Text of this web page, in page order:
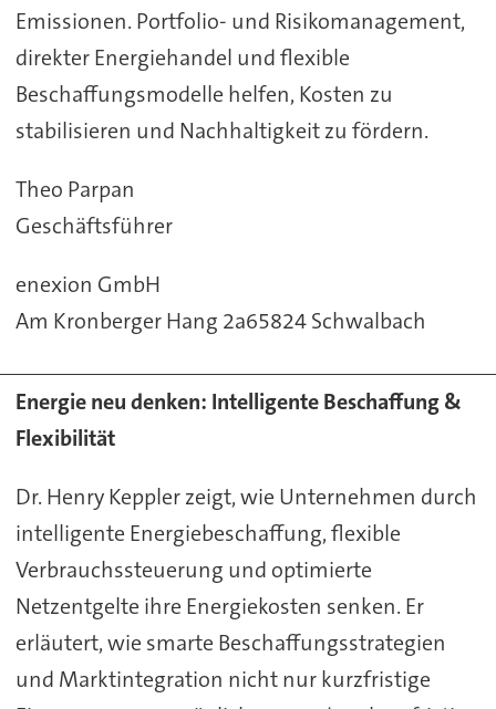
Emissionen. Portfolio- und Risikomanagement,
direkter Energiehandel und flexible
Beschaffungsmodelle helfen, Kosten zu
stabilisieren und Nachhaltigkeit zu fördern.
Theo Parpan
Geschäftsführer
enexion GmbH
Am Kronberger Hang 2a65824 Schwalbach
Energie neu denken: Intelligente Beschaffung &
Flexibilität
Dr. Henry Keppler zeigt, wie Unternehmen durch
intelligente Energiebeschaffung, flexible
Verbrauchssteuerung und optimierte
Netzentgelte ihre Energiekosten senken. Er
erläutert, wie smarte Beschaffungsstrategien
und Marktintegration nicht nur kurzfristige